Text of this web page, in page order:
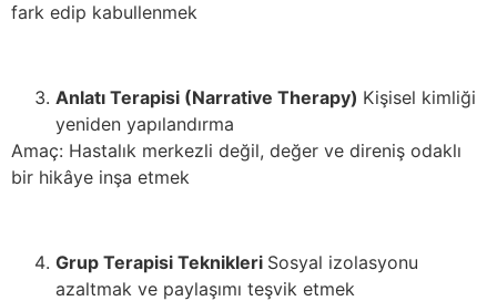
fark edip kabullenmek
Anlatı Terapisi (Narrative Therapy) Kişisel kimliği
yeniden yapılandırma
Amaç: Hastalık merkezli değil, değer ve direniş odaklı
bir hikâye inşa etmek
Grup Terapisi Teknikleri Sosyal izolasyonu
azaltmak ve paylaşımı teşvik etmek